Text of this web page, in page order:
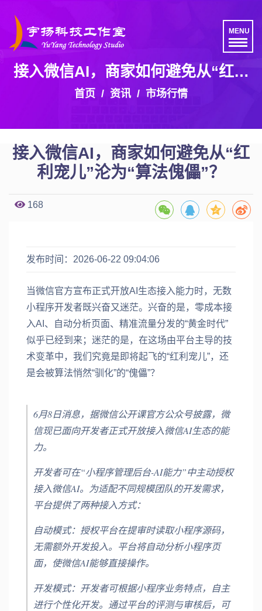
MENU
接入微信AI，商家如何避免从“红利
宠儿”沦为“算法傀儡”？
首页 资讯 市场行情
接入微信AI，商家如何避免从“红
利宠儿”沦为“算法傀儡”？
168
发布时间：2026-06-22 09:04:06
当微信官方宣布正式开放AI生态接入能力时，无数
小程序开发者既兴奋又迷茫。兴奋的是，零成本接
入AI、自动分析页面、精准流量分发的“黄金时代”
似乎已经到来；迷茫的是，在这场由平台主导的技
术变革中，我们究竟是即将起飞的“红利宠儿”，还
是会被算法悄然“驯化”的“傀儡”？
6月8日消息，据微信公开课官方公众号披露，微
信现已面向开发者正式开放接入微信AI生态的能
力。
开发者可在“小程序管理后台-AI能力”中主动授权
接入微信AI。为适配不同规模团队的开发需求，
平台提供了两种接入方式：
自动模式：授权平台在提审时读取小程序源码，
无需额外开发投入。平台将自动分析小程序页
面，使微信AI能够直接操作。
开发模式：开发者可根据小程序业务特点，自主
进行个性化开发。通过平台的评测与审核后，可